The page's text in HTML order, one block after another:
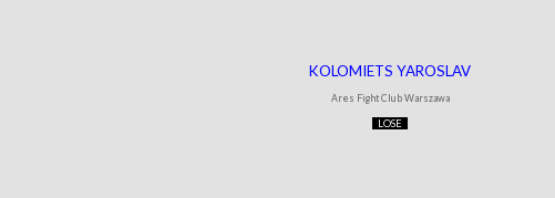
KOLOMIETS YAROSLAV
Ares Fight Club Warszawa
LOSE